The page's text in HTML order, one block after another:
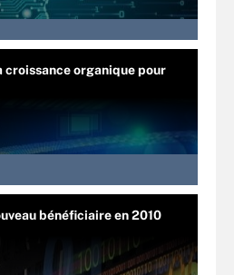
croissance organique pour
bénéficiaire en 2010